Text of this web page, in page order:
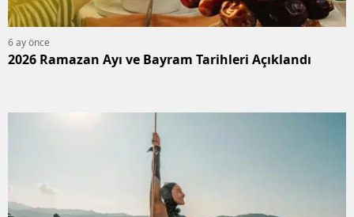
6 ay önce
2026 Ramazan Ayı ve Bayram Tarihleri Açıklandı